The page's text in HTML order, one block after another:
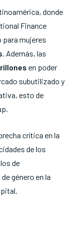
donde
Finance
mujeres
. Además, las
en poder
subutilizado y
esto de
crítica en la
de los
de
género en la